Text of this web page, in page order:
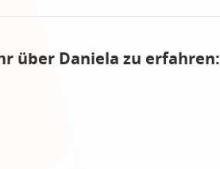
über Daniela zu erfahren: